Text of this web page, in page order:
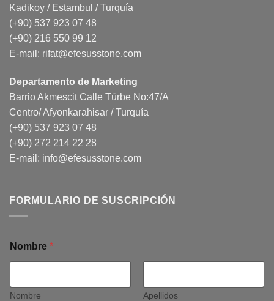
Kadikoy / Estambul / Turquía
(+90) 537 923 07 48
(+90) 216 550 99 12
E-mail: rifat@efesusstone.com
Departamento de Marketing
Barrio Akmescit Calle Türbe No:47/A
Centro/ Afyonkarahisar / Turquía
(+90) 537 923 07 48
(+90) 272 214 22 28
E-mail: info@efesusstone.com
FORMULARIO DE SUSCRIPCIÓN
Nombre *
Nombre Apellidos